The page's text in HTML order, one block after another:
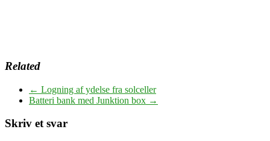
Related
← Logning af ydelse fra solceller
Batteri bank med Junktion box →
Skriv et svar